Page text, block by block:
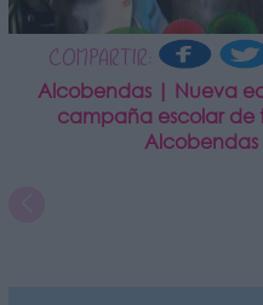
COMPARTIR:
Alcobendas | Nueva
campaña escolar de
Alcobendas